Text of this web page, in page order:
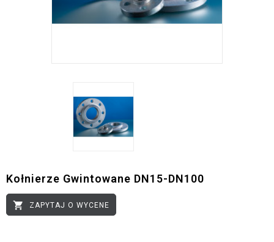
Kołnierze Gwintowane DN15-DN100
 ZAPYTAJ O WYCENE